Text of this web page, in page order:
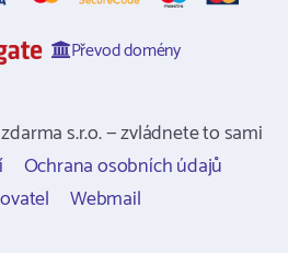
Převod domény
s.r.o. — zvládnete to sami
Ochrana osobních údajů
Webmail